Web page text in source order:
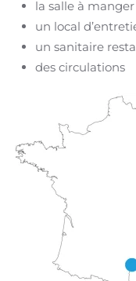
la salle à
un local
un sanitaire
des circulations